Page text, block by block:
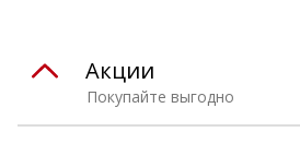
Покупайте выгодно
Акции